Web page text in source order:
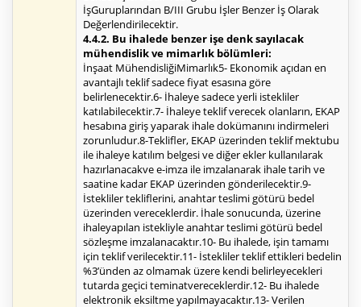
İşGuruplarından B/III Grubu İşler Benzer İş Olarak
Değerlendirilecektir.
4.4.2. Bu ihalede benzer işe denk sayılacak
mühendislik ve mimarlık bölümleri:
İnşaat MühendisliğiMimarlık5- Ekonomik açıdan en
avantajlı teklif sadece fiyat esasına göre
belirlenecektir.6- İhaleye sadece yerli istekliler
katılabilecektir.7- İhaleye teklif verecek olanların, EKAP
hesabına giriş yaparak ihale dokümanını indirmeleri
zorunludur.8-Teklifler, EKAP üzerinden teklif mektubu
ile ihaleye katılım belgesi ve diğer ekler kullanılarak
hazırlanacakve e-imza ile imzalanarak ihale tarih ve
saatine kadar EKAP üzerinden gönderilecektir.9-
İstekliler tekliflerini, anahtar teslimi götürü bedel
üzerinden vereceklerdir. İhale sonucunda, üzerine
ihaleyapılan istekliyle anahtar teslimi götürü bedel
sözleşme imzalanacaktır.10- Bu ihalede, işin tamamı
için teklif verilecektir.11- İstekliler teklif ettikleri bedelin
%3’ünden az olmamak üzere kendi belirleyecekleri
tutarda geçici teminatvereceklerdir.12- Bu ihalede
elektronik eksiltme yapılmayacaktır.13- Verilen